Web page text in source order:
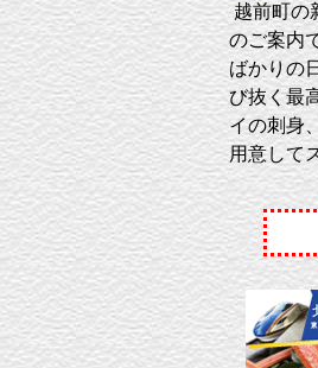
越前町の
のご案内
ばかりの
び抜く最
イの刺身
用意して